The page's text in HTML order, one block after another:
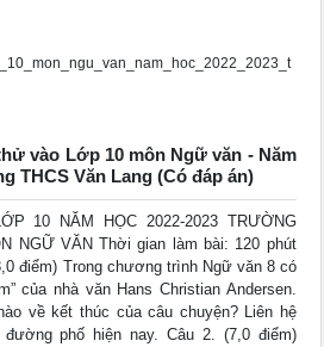
vào Lớp 10 môn Ngữ văn - Năm
THCS Văn Lang (Có đáp án)
10 NĂM HỌC 2022-2023 TRƯỜNG
NGỮ VĂN Thời gian làm bài: 120 phút
điểm) Trong chương trình Ngữ văn 8 có
của nhà văn Hans Christian Andersen.
về kết thúc của câu chuyện? Liên hệ
phố hiện nay. Câu 2. (7,0 điểm)